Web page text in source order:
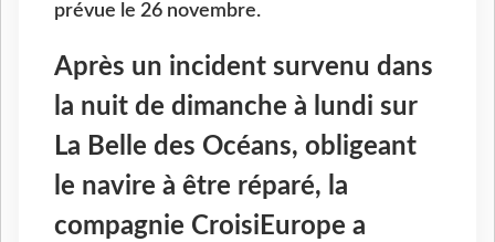
prévue le 26 novembre.
Après un incident survenu dans
la nuit de dimanche à lundi sur
La Belle des Océans, obligeant
le navire à être réparé, la
compagnie CroisiEurope a